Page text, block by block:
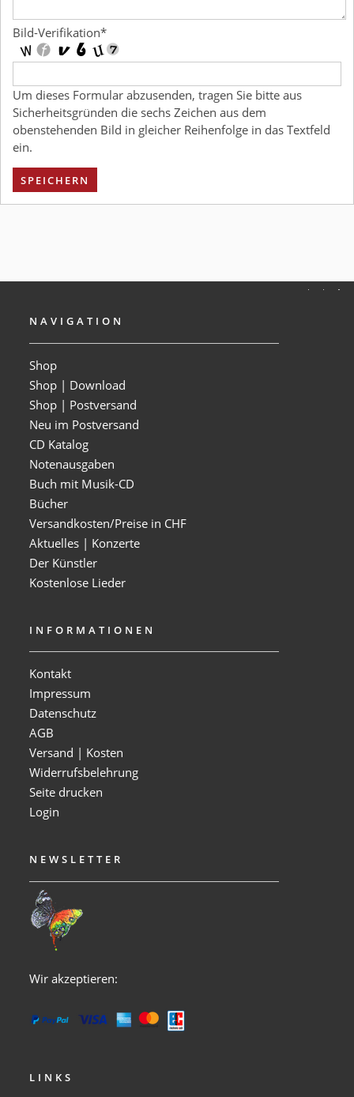
Bild-Verifikation*
Um dieses Formular abzusenden, tragen Sie bitte aus
Sicherheitsgründen die sechs Zeichen aus dem
obenstehenden Bild in gleicher Reihenfolge in das Textfeld
ein.
SPEICHERN
NAVIGATION
Shop
Shop | Download
Shop | Postversand
Neu im Postversand
CD Katalog
Notenausgaben
Buch mit Musik-CD
Bücher
Versandkosten/Preise in CHF
Aktuelles | Konzerte
Der Künstler
Kostenlose Lieder
INFORMATIONEN
Kontakt
Impressum
Datenschutz
AGB
Versand | Kosten
Widerrufsbelehrung
Seite drucken
Login
NEWSLETTER
Wir akzeptieren:
LINKS